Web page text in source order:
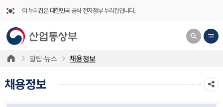
이 누리집은 대한민국 공식 전자정부 누리집입니다.
알림·뉴스 채용정보
채용정보